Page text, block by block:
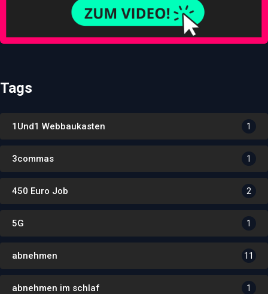
Tags
1Und1 Webbaukasten 1
3commas 1
450 Euro Job 2
5G 1
abnehmen 11
abnehmen im schlaf 1